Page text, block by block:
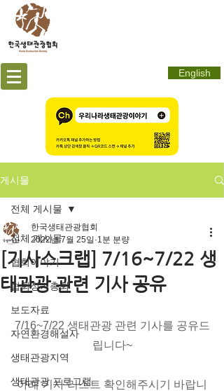
English
게시물
전체 게시물
협회이야기
협회정기총회
보도자료
자연환경해설사
생태관광지역
생태관광 프로그램
전체 게시물
[기사스크랩] 7/16~7/22 생
태관광 관련 기사 공유
한국생태관광협회
2022년 7월 25일 1분 분량
7/16~7/22 생태관광 관련 기사를 공유드
립니다~
아래 기사 리스트 확인해주시기 바랍니